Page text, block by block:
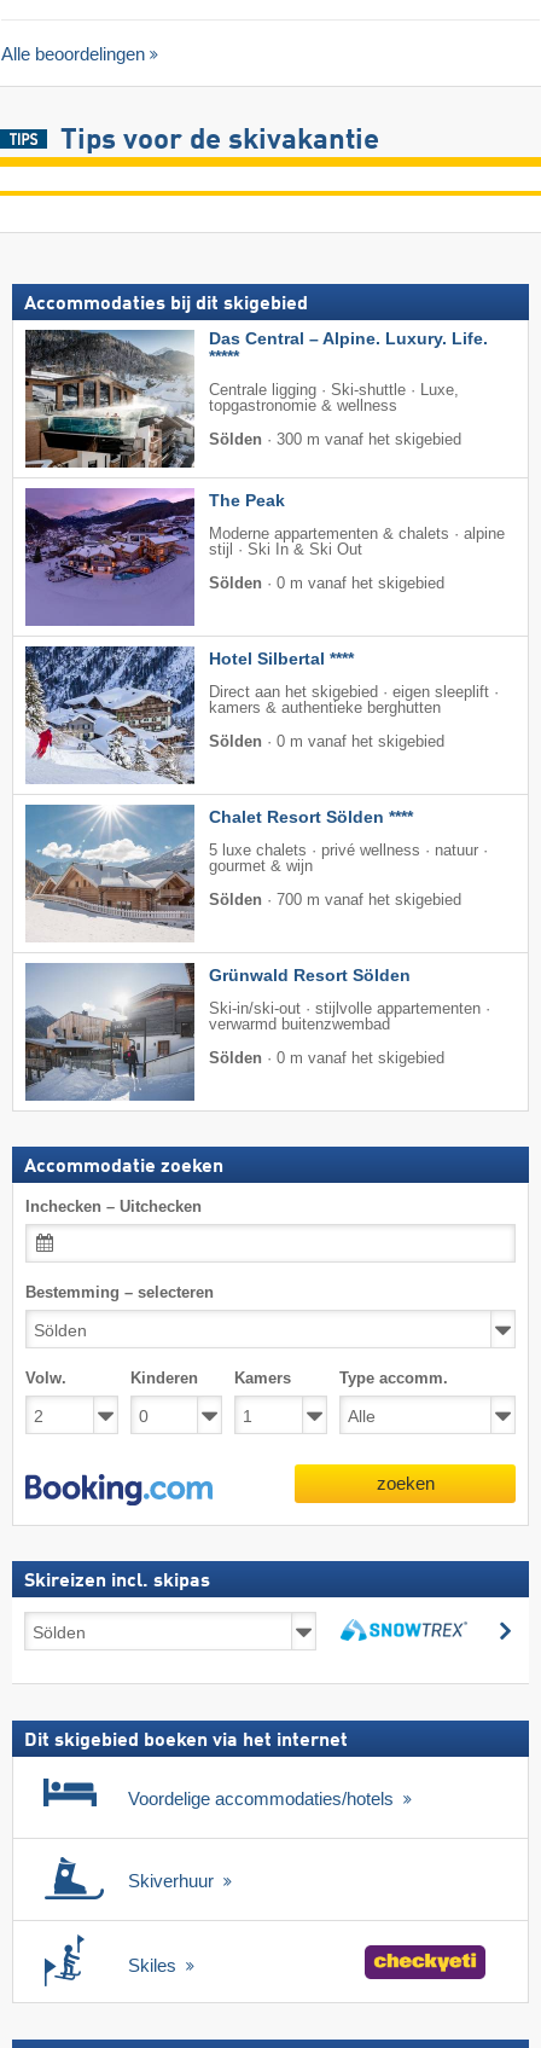
Alle beoordelingen
Tips voor de skivakantie
Accommodaties bij dit skigebied
Das Central – Alpine. Luxury. Life.
*****
Centrale ligging · Ski-shuttle · Luxe,
topgastronomie & wellness
Sölden · 300 m vanaf het skigebied
The Peak
Moderne appartementen & chalets · alpine
stijl · Ski In & Ski Out
Sölden · 0 m vanaf het skigebied
Hotel Silbertal ****
Direct aan het skigebied · eigen sleeplift ·
kamers & authentieke berghutten
Sölden · 0 m vanaf het skigebied
Chalet Resort Sölden ****
5 luxe chalets · privé wellness · natuur ·
gourmet & wijn
Sölden · 700 m vanaf het skigebied
Grünwald Resort Sölden
Ski-in/ski-out · stijlvolle appartementen ·
verwarmd buitenzwembad
Sölden · 0 m vanaf het skigebied
Accommodatie zoeken
Inchecken – Uitchecken
Bestemming – selecteren
Volw. Kinderen Kamers Type accomm.
zoeken
Skireizen incl. skipas
Skireizen
incl.
Dit skigebied boeken via het internet
Voordelige accommodaties/hotels
Skiverhuur
Skiles